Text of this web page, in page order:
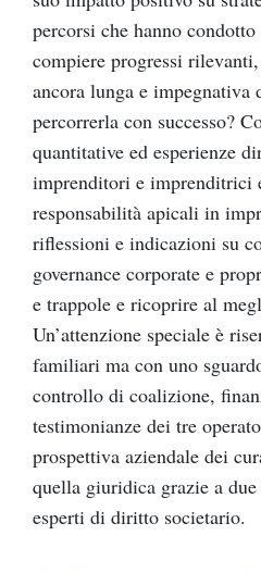
percorsi che hanno
compiere progressi
ancora lunga e impegnativa
percorrerla con successo?
quantitative ed esperienze
imprenditori e imprenditrici
responsabilità apicali in
riflessioni e indicazioni su
governance corporate e
e trappole e ricoprire al
Un’attenzione speciale è
familiari ma con uno
controllo di coalizione,
testimonianze dei tre
prospettiva aziendale dei
quella giuridica grazie a
esperti di diritto societario.